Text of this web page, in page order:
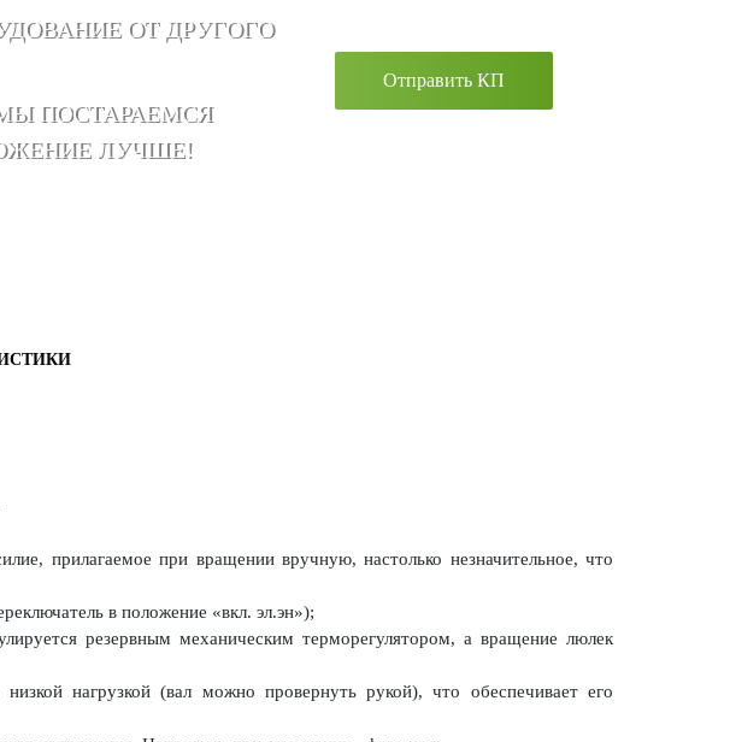
ОТ ДРУГОГО
ПОСТАРАЕМСЯ
ЛУЧШЕ!
Отправить КП
прилагаемое при вращении вручную, настолько незначительное, что
в положение «вкл. эл.эн»);
резервным механическим терморегулятором, а вращение люлек
нагрузкой (вал можно провернуть рукой), что обеспечивает его